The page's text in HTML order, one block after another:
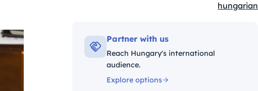
hungarian
Partner with us
Reach Hungary's international
audience.
Explore options